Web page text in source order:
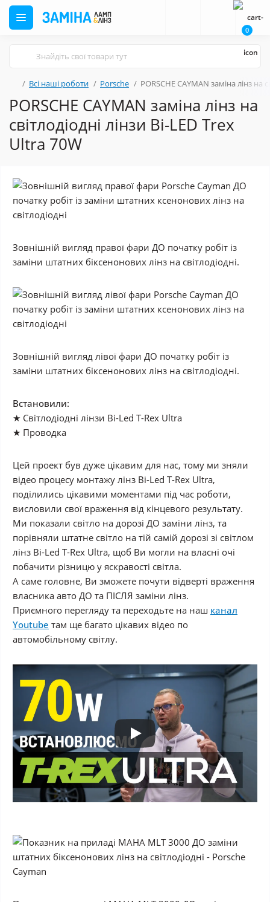
0
Всі наші роботи Porsche PORSCHE CAYMAN заміна лінз на
PORSCHE CAYMAN заміна лінз на
світлодіодні лінзи Bi-LED Trex
Ultra 70W
Зовнішній вигляд правої фари ДО початку робіт із
заміни штатних біксенонових лінз на світлодіодні.
Зовнішній вигляд лівої фари ДО початку робіт із
заміни штатних біксенонових лінз на світлодіодні.
Встановили:
★ Світлодіодні лінзи Bi-Led T-Rex Ultra
★ Проводка
Цей проект був дуже цікавим для нас, тому ми зняли
відео процесу монтажу лінз Bi-Led T-Rex Ultra,
поділились цікавими моментами під час роботи,
висловили свої враження від кінцевого результату.
Ми показали світло на дорозі ДО заміни лінз, та
порівняли штатне світло на тій самій дорозі зі світлом
лінз Bi-Led T-Rex Ultra, щоб Ви могли на власні очі
побачити різницю у яскравості світла.
А саме головне, Ви зможете почути відверті враження
власника авто ДО та ПІСЛЯ заміни лінз.
Приємного перегляду та переходьте на наш канал
Youtube там ще багато цікавих відео по
автомобільному світлу.